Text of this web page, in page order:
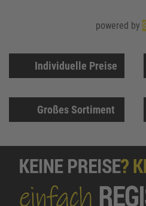
Individuelle Preise
Großes Sortiment
powered by